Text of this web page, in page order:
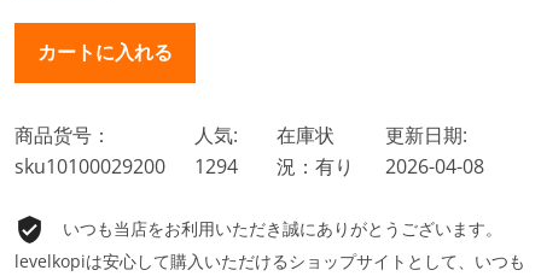
商品货号：
sku10100029200
人気:
1294
在庫状
況：有り
更新日期:
2026-04-08
いつも当店をお利用いただき誠にありがとうございます。
levelkopiは安心して購入いただけるショップサイトとして、いつも